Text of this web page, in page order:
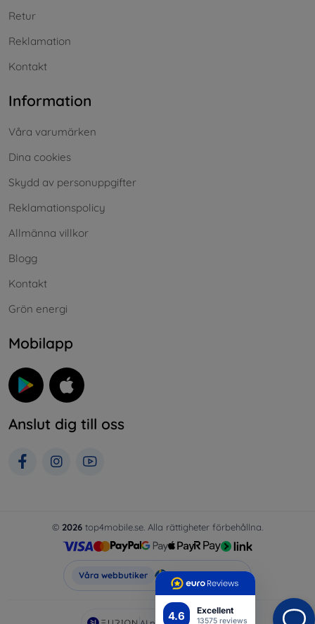
4.6 Excellent
13575 reviews
Retur
Reklamation
Kontakt
Information
Våra varumärken
Dina cookies
Skydd av personuppgifter
Reklamationspolicy
Allmänna villkor
Blogg
Kontakt
Grön energi
Mobilapp
Anslut dig till oss
© 2026 top4mobile.se. Alla rättigheter förbehållna.
Våra webbutiker Top4Mobile.se